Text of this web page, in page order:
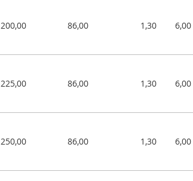
200,00 86,00 1,30 6,00
225,00 86,00 1,30 6,00
250,00 86,00 1,30 6,00